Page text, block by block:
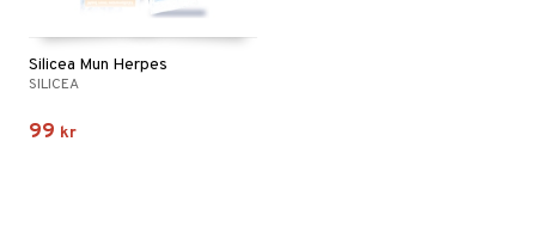
Silicea Mun Herpes
SILICEA
99 kr